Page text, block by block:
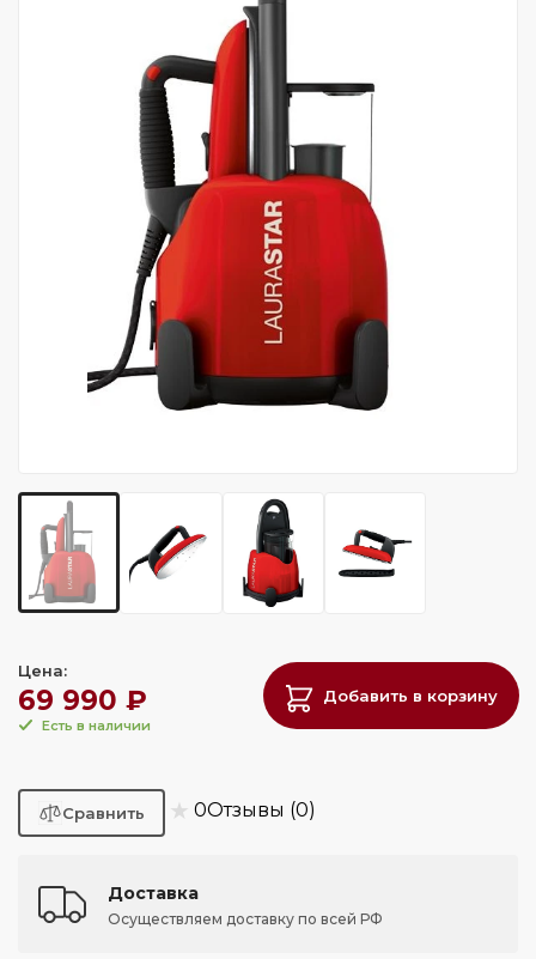
Цена:
69 990 ₽
Есть в наличии
Добавить в корзину
★ 0Отзывы (0)
Доставка
Осуществляем доставку по всей РФ